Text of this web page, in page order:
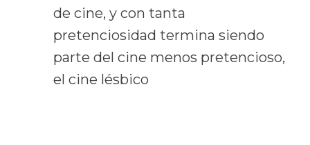
de cine, y con tanta
pretenciosidad termina siendo
parte del cine menos pretencioso,
el cine lésbico